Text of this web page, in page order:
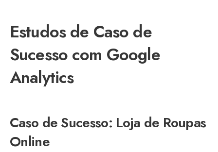
Estudos de Caso de
Sucesso com Google
Analytics
Caso de Sucesso: Loja de Roupas
Online